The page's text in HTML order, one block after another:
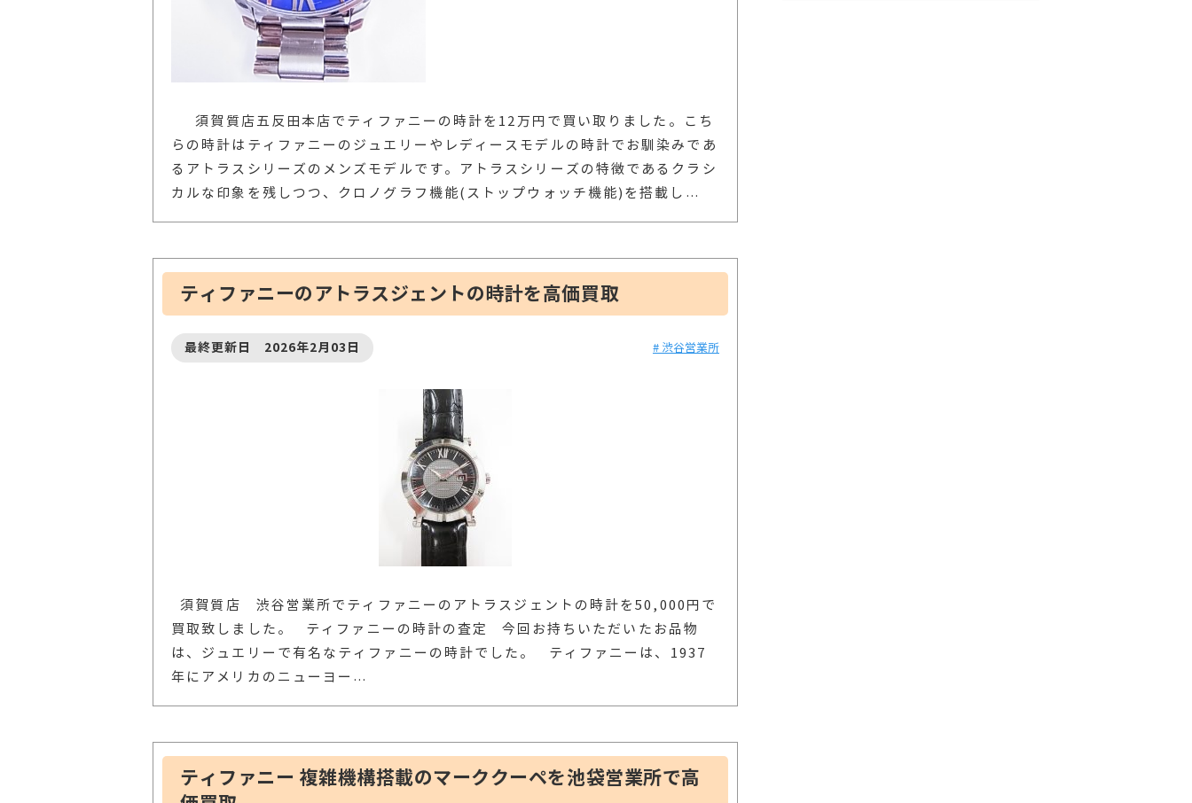
須賀質店五反田本店でティファニーの時計を12万円で買い取りました。こち
らの時計はティファニーのジュエリーやレディースモデルの時計でお馴染みであ
るアトラスシリーズのメンズモデルです。アトラスシリーズの特徴であるクラシ
カルな印象を残しつつ、クロノグラフ機能(ストップウォッチ機能)を搭載し …
ティファニーのアトラスジェントの時計を高価買取
最終更新日 2026年2月03日 # 渋谷営業所
須賀質店 渋谷営業所でティファニーのアトラスジェントの時計を50,000円で
買取致しました。 ティファニーの時計の査定 今回お持ちいただいたお品物
は、ジュエリーで有名なティファニーの時計でした。 ティファニーは、1937
年にアメリカのニューヨー …
ティファニー 複雑機構搭載のマーククーペを池袋営業所で高